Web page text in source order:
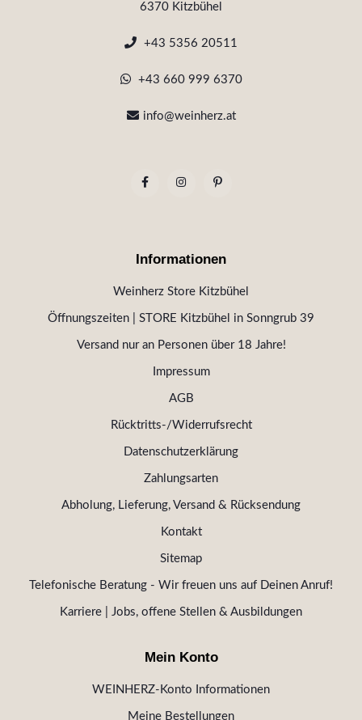
6370 Kitzbühel
+43 5356 20511
+43 660 999 6370
info@weinherz.at
Informationen
Weinherz Store Kitzbühel
Öffnungszeiten | STORE Kitzbühel in Sonngrub 39
Versand nur an Personen über 18 Jahre!
Impressum
AGB
Rücktritts-/Widerrufsrecht
Datenschutzerklärung
Zahlungsarten
Abholung, Lieferung, Versand & Rücksendung
Kontakt
Sitemap
Telefonische Beratung - Wir freuen uns auf Deinen Anruf!
Karriere | Jobs, offene Stellen & Ausbildungen
Mein Konto
WEINHERZ-Konto Informationen
Meine Bestellungen